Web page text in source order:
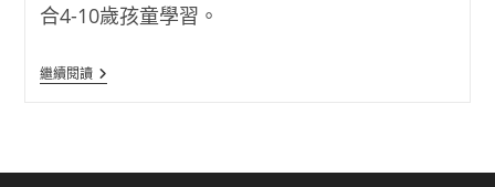
合4-10歲孩童學習。
繼續閱讀兒
童
兒